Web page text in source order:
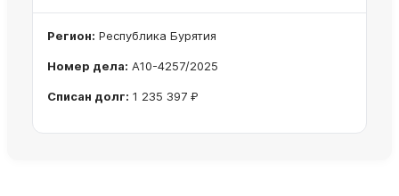
Регион: Республика Бурятия
Номер дела: А10-4257/2025
Списан долг: 1 235 397 ₽